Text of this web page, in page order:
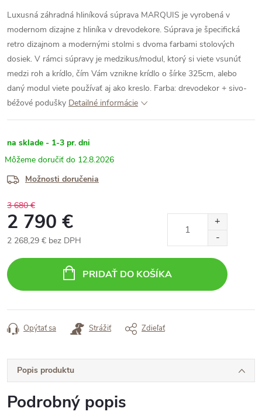
Luxusná záhradná hliníková súprava MARQUIS je vyrobená v
modernom dizajne z hliníka v drevodekore. Súprava je špecifická
retro dizajnom a modernými stolmi s dvoma farbami stolových
dosiek. V rámci súpravy je medzikus/modul, ktorý si viete vsunúť
medzi roh a krídlo, čím Vám vznikne krídlo o šírke 325cm, alebo
daný modul viete používať aj ako kreslo. Farba: drevodekor + sivo-
béžové podušky Detailné informácie
na sklade - 1-3 pr. dni
12.8.2026
Možnosti doručenia
3 680 €
2 790 €
2 268,29 € bez DPH
cena:
PRIDAŤ DO KOŠÍKA
Opýtať sa Strážiť Zdieľať
Popis produktu
Podrobný popis